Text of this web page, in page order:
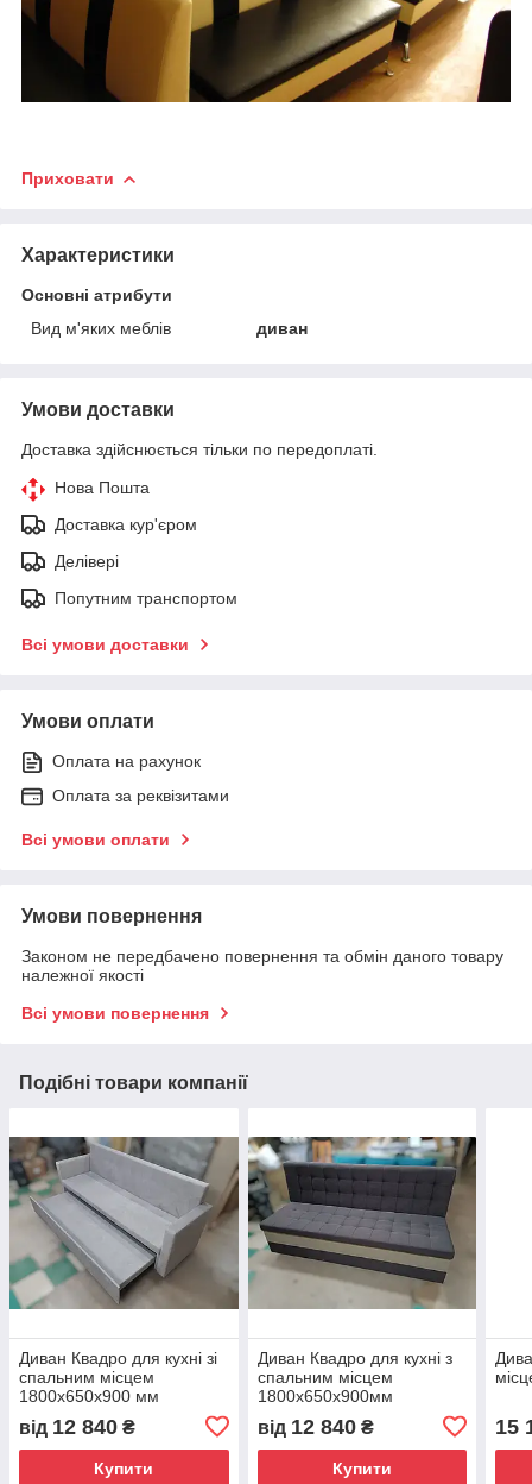
Приховати
Характеристики
Основні атрибути
Вид м'яких меблів
диван
Умови доставки
Доставка здійснюється тільки по передоплаті.
Нова Пошта
Доставка кур'єром
Делівері
Попутним транспортом
Всі умови доставки
Умови оплати
Оплата на рахунок
Оплата за реквізитами
Всі умови оплати
Умови повернення
Законом не передбачено повернення та обмін даного товару
належної якості
Всі умови повернення
Подібні товари компанії
Диван Квадро для кухні зі
спальним місцем
1800х650х900 мм
від 12 840 ₴
Купити
Диван Квадро для кухні з
спальним місцем
1800х650х900мм
від 12 840₴
Купити
15